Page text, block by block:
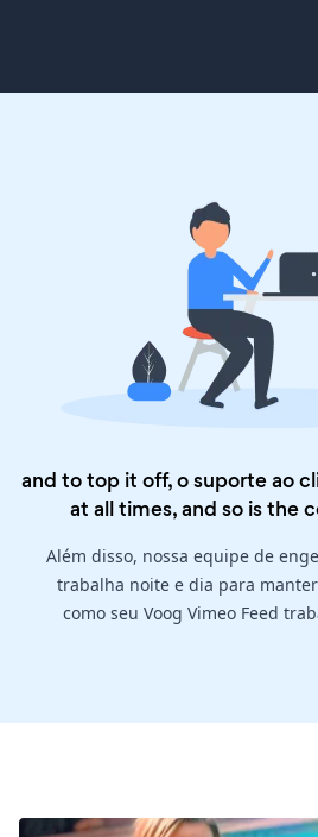
and to top it off, o suporte ao
at all times, and so is the
Além disso, nossa equipe de
trabalha noite e dia para
como seu Voog Vimeo Feed